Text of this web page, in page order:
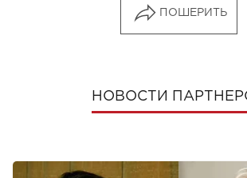
ПОШЕРИТЬ
НОВОСТИ